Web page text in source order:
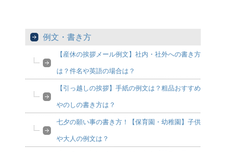
例文・書き方
【産休の挨拶メール例文】社内・社外への書き方
は？件名や英語の場合は？
【引っ越しの挨拶】手紙の例文は？粗品おすすめ
やのしの書き方は？
七夕の願い事の書き方！【保育園・幼稚園】子供
や大人の例文は？